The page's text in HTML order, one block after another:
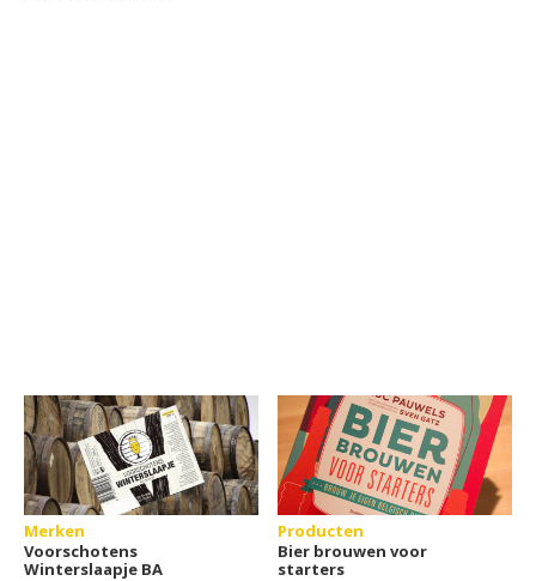
Merken
Voorschotens
Winterslaapje BA
Producten
Bier brouwen voor
starters